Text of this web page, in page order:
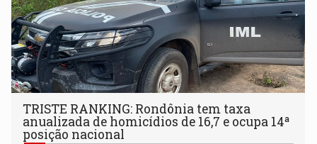
TRISTE RANKING: Rondônia tem taxa
anualizada de homicídios de 16,7 e ocupa 14ª
posição nacional